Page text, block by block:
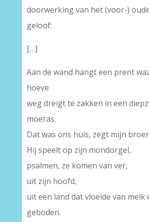
doorwerking van het (voor-)
geloof:
[…]
Aan de wand hangt een prent
hoeve
weg dreigt te zakken in een
moeras.
Dat was ons huis, zegt mijn
Hij speelt op zijn mondorgel,
psalmen, ze komen van ver,
uit zijn hoofd,
uit een land dat vloeide van melk
geboden.